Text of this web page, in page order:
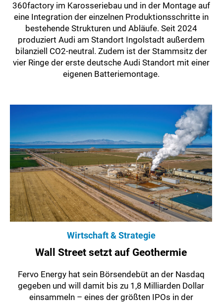
360factory im Karosseriebau und in der Montage auf
eine Integration der einzelnen Produktionsschritte in
bestehende Strukturen und Abläufe. Seit 2024
produziert Audi am Standort Ingolstadt außerdem
bilanziell CO2-neutral. Zudem ist der Stammsitz der
vier Ringe der erste deutsche Audi Standort mit einer
eigenen Batteriemontage.
Wirtschaft & Strategie
Wall Street setzt auf Geothermie
Fervo Energy hat sein Börsendebüt an der Nasdaq
gegeben und will damit bis zu 1,8 Milliarden Dollar
einsammeln – eines der größten IPOs in der